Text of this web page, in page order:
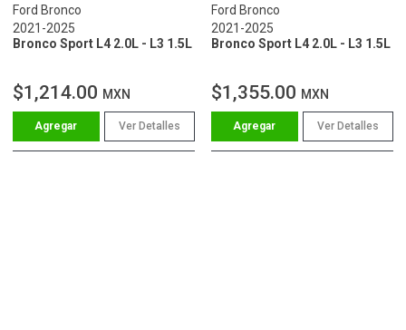
Ford Bronco
2021-2025
Bronco Sport L4 2.0L - L3 1.5L
$1,214.00 MXN
Ver Detalles
Ford Bronco
2021-2025
Bronco Sport L4 2.0L - L3 1.5L
$1,355.00 MXN
Ver Detalles